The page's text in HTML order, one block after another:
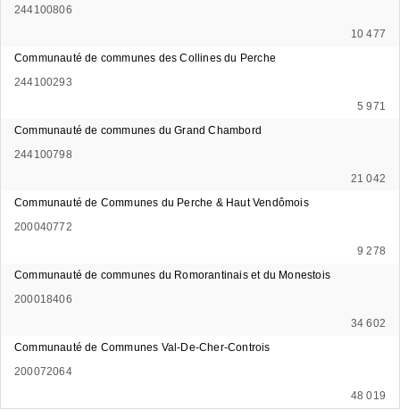
244100806
10 477
Communauté de communes des Collines du Perche
244100293
5 971
Communauté de communes du Grand Chambord
244100798
21 042
Communauté de Communes du Perche & Haut Vendômois
200040772
9 278
Communauté de communes du Romorantinais et du Monestois
200018406
34 602
Communauté de Communes Val-De-Cher-Controis
200072064
48 019